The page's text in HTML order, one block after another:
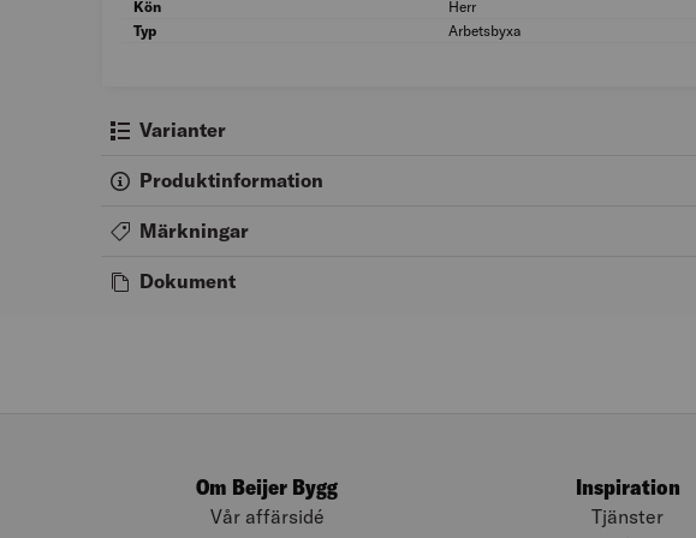
Kön
Herr
Typ
Arbetsbyxa
Varianter
Produktinformation
Märkningar
Dokument
Om Beijer Bygg
Vår affärsidé
Inspiration
Tjänster